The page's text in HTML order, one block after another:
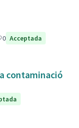
0 Acceptada
contaminació